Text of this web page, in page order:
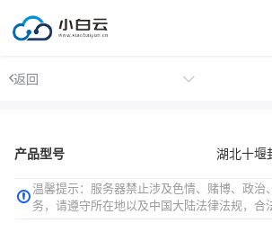
返回
产品型号 湖北十堰
温馨提示：服务器禁止涉及色情、赌博、政治
务，请遵守所在地以及中国大陆法律法规，合